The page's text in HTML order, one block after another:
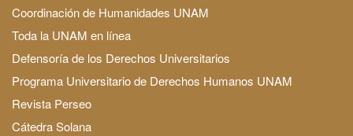
Coordinación de Humanidades UNAM
Toda la UNAM en línea
Defensoría de los Derechos Universitarios
Programa Universitario de Derechos Humanos UNAM
Revista Perseo
Cátedra Solana